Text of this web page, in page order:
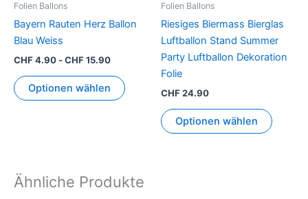
Folien Ballons
Bayern Rauten Herz Ballon
Blau Weiss
CHF4.90 -CHF15.90
Optionen wählen
Folien Ballons
Riesiges Biermass Bierglas
Luftballon Stand Summer
Party Luftballon Dekoration
Folie
CHF24.90
Optionen wählen
Ähnliche Produkte